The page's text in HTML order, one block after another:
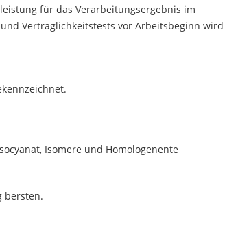
für das Verarbeitungsergebnis im
Verträglichkeitstests vor Arbeitsbeginn wird
Isomere und Homologenente
bersten.